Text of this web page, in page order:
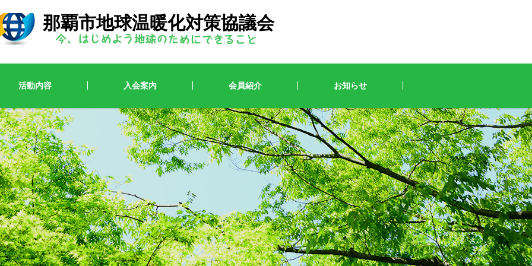
那覇市地球温暖化対策協議会
活動内容 入会案内 会員紹介 お知らせ